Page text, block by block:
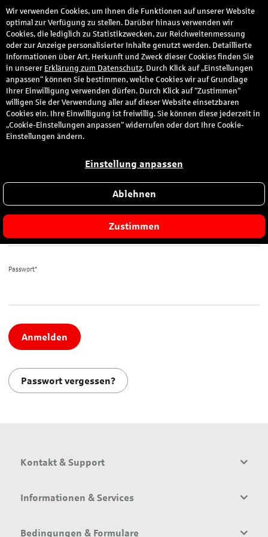
Anmeldung
Bitte melden Sie sich hier mit Ihrer E-Mail-Adresse und dem von
Ihnen gewählten Passwort an.
Sie sind zum ersten Mal hier?
Passwort*
Anmelden
Passwort vergessen?
Kontakt & Support
Informationen & Services
Bedingungen & Formulare
Wir verwenden Cookies, um Ihnen die Funktionen auf unserer Website
optimal zur Verfügung zu stellen. Darüber hinaus verwenden wir
Cookies, die lediglich zu Statistikzwecken, zur Reichweitenmessung
oder zur Anzeige personalisierter Inhalte genutzt werden. Detaillierte
Informationen über Art, Herkunft und Zweck dieser Cookies finden Sie
in unserer Erklärung zum Datenschutz. Durch Klick auf „Einstellungen
anpassen“ können Sie bestimmen, welche Cookies wir auf Grundlage
Ihrer Einwilligung verwenden dürfen. Durch Klick auf “Zustimmen“
willigen Sie der Verwendung aller auf dieser Website einsetzbaren
Cookies ein. Ihre Einwilligung ist freiwillig. Sie können diese jederzeit in
„Cookie-Einstellungen anpassen“ widerrufen oder dort Ihre Cookie-
Einstellungen ändern.
Einstellung anpassen
Ablehnen
Zustimmen